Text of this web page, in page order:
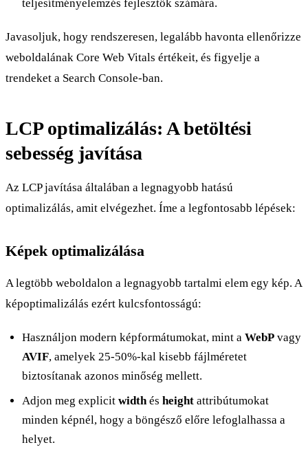
teljesítményelemzés fejlesztők számára.
Javasoljuk, hogy rendszeresen, legalább havonta ellenőrizze
weboldalának Core Web Vitals értékeit, és figyelje a
trendeket a Search Console-ban.
LCP optimalizálás: A betöltési
sebesség javítása
Az LCP javítása általában a legnagyobb hatású
optimalizálás, amit elvégezhet. Íme a legfontosabb lépések:
Képek optimalizálása
A legtöbb weboldalon a legnagyobb tartalmi elem egy kép. A
képoptimalizálás ezért kulcsfontosságú:
Használjon modern képformátumokat, mint a WebP vagy
AVIF, amelyek 25-50%-kal kisebb fájlméretet
biztosítanak azonos minőség mellett.
Adjon meg explicit width és height attribútumokat
minden képnél, hogy a böngésző előre lefoglalhassa a
helyet.